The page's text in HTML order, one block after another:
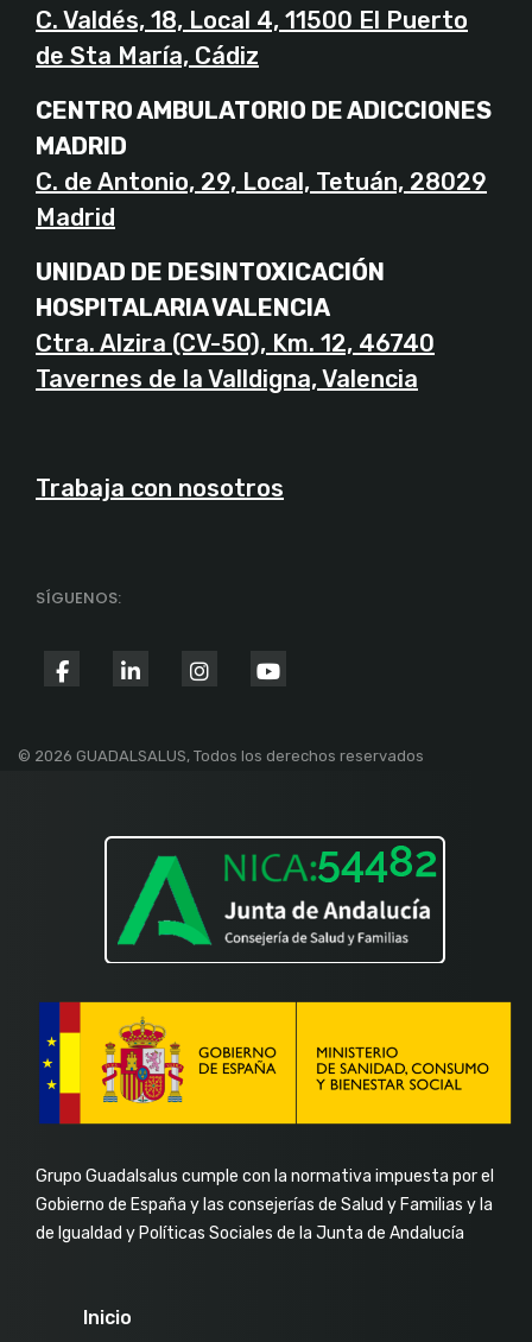
C. Valdés, 18, Local 4, 11500 El Puerto
de Sta María, Cádiz
CENTRO AMBULATORIO DE ADICCIONES
MADRID
C. de Antonio, 29, Local, Tetuán, 28029
Madrid
UNIDAD DE DESINTOXICACIÓN
HOSPITALARIA VALENCIA
Ctra. Alzira (CV-50), Km. 12, 46740
Tavernes de la Valldigna, Valencia
Trabaja con nosotros
SÍGUENOS:
fab
facebook-
fab
linkedin-
fab
instagram
fab
youtube
© 2026 GUADALSALUS, Todos los derechos reservados
Grupo Guadalsalus cumple con la normativa impuesta por el
Gobierno de España y las consejerías de Salud y Familias y la
de Igualdad y Políticas Sociales de la Junta de Andalucía
Inicio